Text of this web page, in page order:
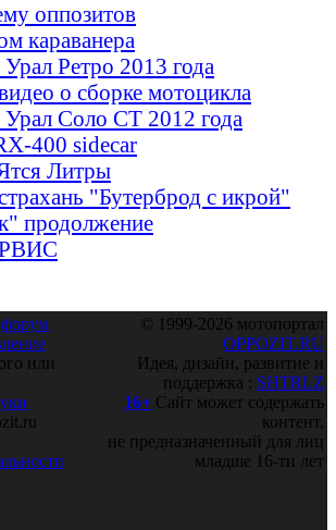
оппозитов
караванера
Ретро 2013 года
о сборке мотоцикла
Соло СТ 2012 года
400 sidecar
Литры
"Бутерброд с икрой"
продолжение
форум
или
© 1999-2026 мотопортал
OPPOZIT.RU
Идея, дизайн, развитие и
поддержка : SHTRLZ
16+ Сайт может содержать
контент,
не предназначенный для лиц
младше 16-ти лет